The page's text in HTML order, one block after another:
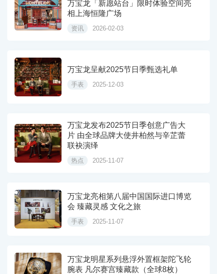
万宝龙「新愿站台」限时体验空间亮
相上海恒隆广场
资讯 2026-02-03
万宝龙呈献2025节日季甄选礼单
手表 2025-12-03
万宝龙发布2025节日季创意广告大
片 由全球品牌大使井柏然与辛芷蕾
联袂演绎
热点 2025-11-07
万宝龙亮相第八届中国国际进口博览
会 臻藏灵感 文化之旅
手表 2025-11-07
万宝龙明星系列悬浮外置框架陀飞轮
腕表 凡尔赛宫臻藏款（全球8枚）